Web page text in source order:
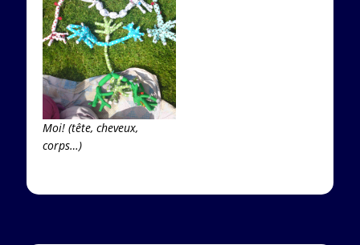
Moi! (tête, cheveux,
corps…)